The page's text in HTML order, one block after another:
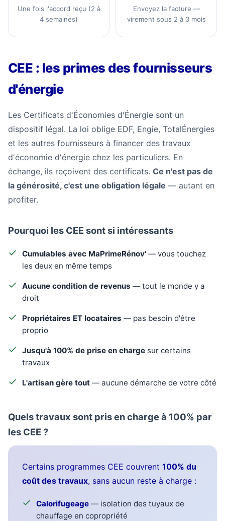
Une fois l'accord reçu (2 à
4 semaines)
Envoyez la facture —
virement sous 2 à 3 mois
CEE : les primes des fournisseurs
d'énergie
Les Certificats d'Économies d'Énergie sont un
dispositif légal. La loi oblige EDF, Engie, TotalÉnergies
et les autres fournisseurs à financer des travaux
d'économie d'énergie chez les particuliers. En
échange, ils reçoivent des certificats. Ce n'est pas de
la générosité, c'est une obligation légale — autant en
profiter.
Pourquoi les CEE sont si intéressants
Cumulables avec MaPrimeRénov' — vous touchez
les deux en même temps
Aucune condition de revenus — tout le monde y a
droit
Propriétaires ET locataires — pas besoin d'être
proprio
Jusqu'à 100% de prise en charge sur certains
travaux
L'artisan gère tout — aucune démarche de votre côté
Quels travaux sont pris en charge à 100% par
les CEE ?
Certains programmes CEE couvrent 100% du
coût des travaux, sans aucun reste à charge :
Calorifugeage — isolation des tuyaux de
chauffage en copropriété